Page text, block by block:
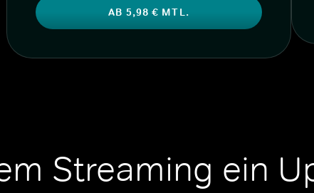
AB 5,98 € MTL.
Streaming ein